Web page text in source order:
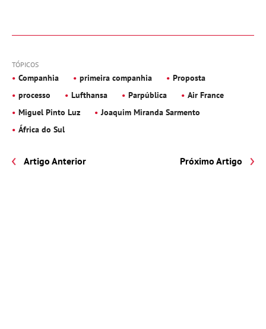
TÓPICOS
Companhia primeira companhia
Proposta
processo
Lufthansa Parpública
Air France
Miguel Pinto Luz
Joaquim Miranda Sarmento
África do Sul
Artigo Anterior Próximo Artigo